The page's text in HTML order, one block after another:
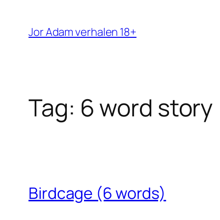
Jor Adam verhalen 18+
Tag: 6 word story
Birdcage (6 words)